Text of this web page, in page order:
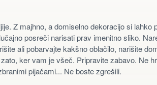
Z majhno, a domiselno dekoracijo si lahko
posreči narisati prav imenitno sliko.
ali pobarvajte kakšno oblačilo, narišite
ker vam je všeč. Pripravite zabavo. Ne
pijačami... Ne boste zgrešili.